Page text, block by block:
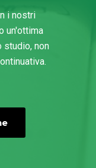
i nostri
un'ottima
studio, non